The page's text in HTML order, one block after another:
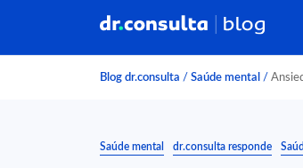
Blog dr.consulta / Saúde mental /
Saúde mental dr.consulta responde